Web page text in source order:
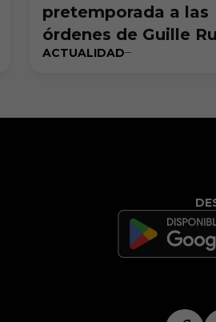
pretemporada a las
órdenes de Guille
ACTUALIDAD